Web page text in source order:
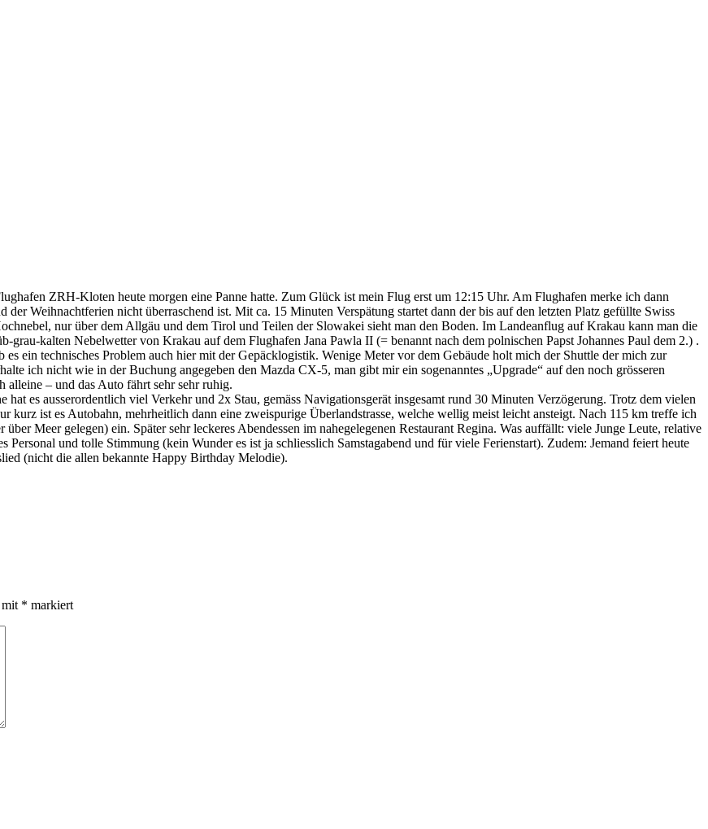
ZRH-Kloten heute morgen eine Panne hatte. Zum Glück ist mein Flug erst um 12:15 Uhr. Am Flughafen merke ich dann
Weihnachtferien nicht überraschend ist. Mit ca. 15 Minuten Verspätung startet dann der bis auf den letzten Platz gefüllte Swiss
nur über dem Allgäu und dem Tirol und Teilen der Slowakei sieht man den Boden. Im Landeanflug auf Krakau kann man die
kalten Nebelwetter von Krakau auf dem Flughafen Jana Pawla II (= benannt nach dem polnischen Papst Johannes Paul dem 2.) .
es ein technisches Problem auch hier mit der Gepäcklogistik. Wenige Meter vor dem Gebäude holt mich der Shuttle der mich zur
ich nicht wie in der Buchung angegeben den Mazda CX-5, man gibt mir ein sogenanntes „Upgrade“ auf den noch grösseren
– und das Auto fährt sehr sehr ruhig.
es ausserordentlich viel Verkehr und 2x Stau, gemäss Navigationsgerät insgesamt rund 30 Minuten Verzögerung. Trotz dem vielen
kurz ist es Autobahn, mehrheitlich dann eine zweispurige Überlandstrasse, welche wellig meist leicht ansteigt. Nach 115 km treffe ich
Meer gelegen) ein. Später sehr leckeres Abendessen im nahegelegenen Restaurant Regina. Was auffällt: viele Junge Leute, relative
und tolle Stimmung (kein Wunder es ist ja schliesslich Samstagabend und für viele Ferienstart). Zudem: Jemand feiert heute
(nicht die allen bekannte Happy Birthday Melodie).
* markiert